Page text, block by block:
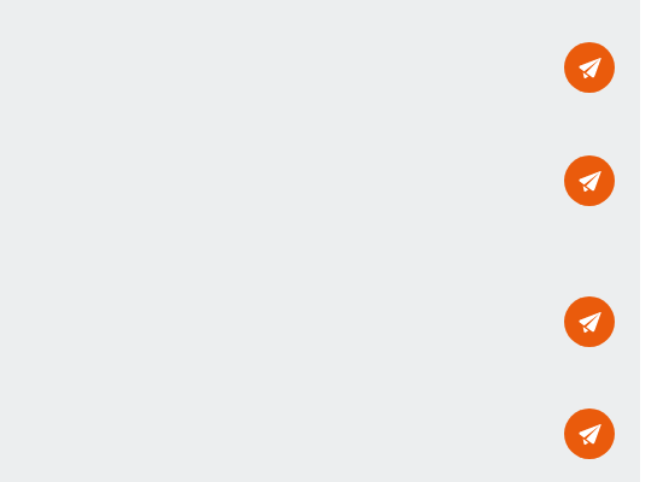
Mailto
Mailto
Mailto
Mailto